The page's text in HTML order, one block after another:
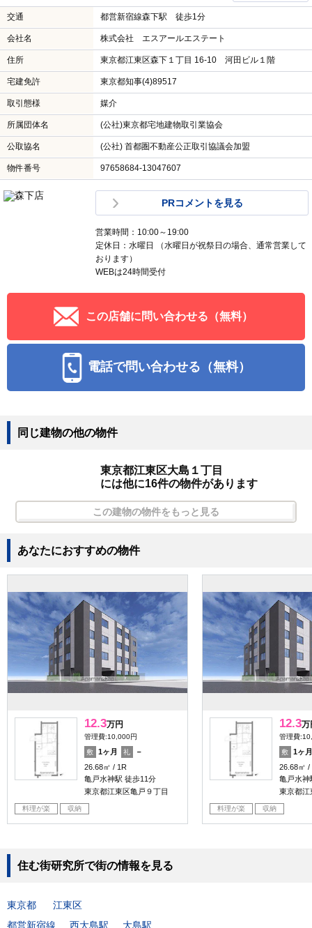
交通 都営新宿線森下駅 徒歩1分
会社名 株式会社 エスアールエステート
住所 東京都江東区森下１丁目 16-10 河田ビル１階
宅建免許 東京都知事(4)89517
取引態様 媒介
所属団体名 (公社)東京都宅地建物取引業協会
公取協名 (公社) 首都圏不動産公正取引協議会加盟
物件番号 97658684-13047607
PRコメントを見る
営業時間：10:00～19:00
定休日：水曜日 （水曜日が祝祭日の場合、通常営業して
おります）
WEBは24時間受付
この店舗に問い合わせる（無料）
電話で問い合わせる（無料）
同じ建物の他の物件
東京都江東区大島１丁目
には他に16件の物件があります
この建物の物件をもっと見る
あなたにおすすめの物件
12.3万円
管理費:10,000円
敷 1ヶ月 礼
－
26.68㎡
1R
亀戸水神駅 徒歩11分
東京都江東区亀戸９丁目
料理が楽 収納
12.3万
管理費
敷
1ヶ月
26.68㎡
亀戸水神
東京都江
料理が楽 収納
住む街研究所で街の情報を見る
東京都
江東区
都営新宿線
西大島駅 大島駅